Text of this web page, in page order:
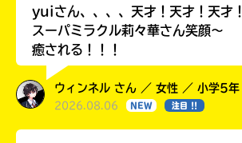
yuiさん、、、、天才！天才！天才！
スーパミラクル莉々華さん笑顔〜
癒される！！！
ウィンネル さん ／ 女性 ／ 小学5年
2026.08.06 NEW 注目 !!